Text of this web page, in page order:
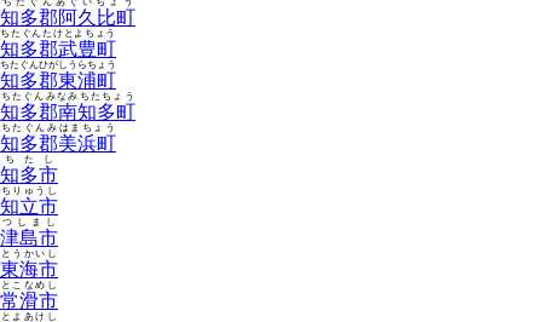
知多郡阿久比町
知多郡武豊町
ちたぐんたけとよちょう
知多郡東浦町
ちたぐんひがしうらちょう
知多郡南知多町
ちたぐんみなみちたちょう
知多郡美浜町
ちたぐんみはまちょう
知多市
ちたし
知立市
ちりゅうし
津島市
つしまし
東海市
とうかいし
常滑市
とこなめし
とよあけし